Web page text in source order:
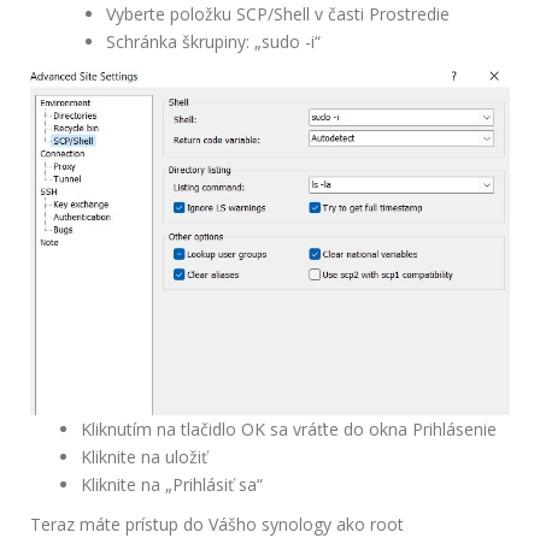
Vyberte položku SCP/Shell v časti Prostredie
Schránka škrupiny: „sudo -i“
Kliknutím na tlačidlo OK sa vráťte do okna Prihlásenie
Kliknite na uložiť
Kliknite na „Prihlásiť sa“
Teraz máte prístup do Vášho synology ako root